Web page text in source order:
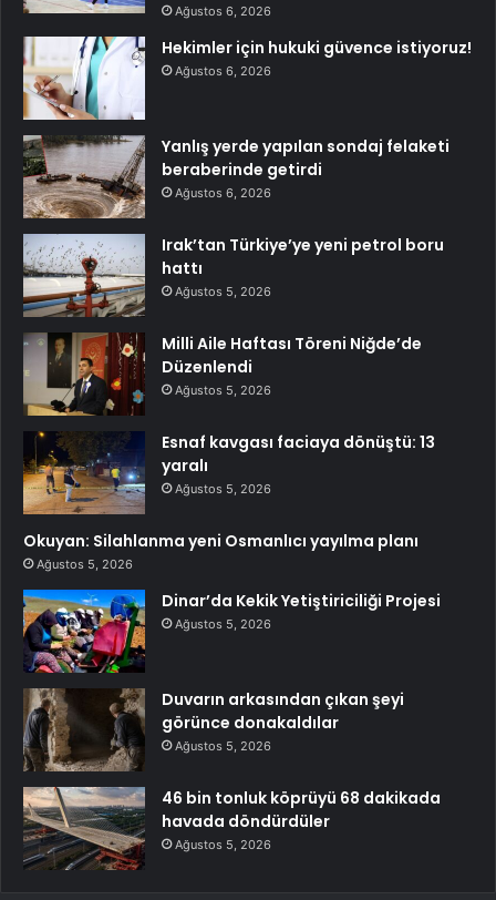
Ağustos 6, 2026
Hekimler için hukuki güvence istiyoruz!
Ağustos 6, 2026
Yanlış yerde yapılan sondaj felaketi
beraberinde getirdi
Ağustos 6, 2026
Irak’tan Türkiye’ye yeni petrol boru
hattı
Ağustos 5, 2026
Milli Aile Haftası Töreni Niğde’de
Düzenlendi
Ağustos 5, 2026
Esnaf kavgası faciaya dönüştü: 13
yaralı
Ağustos 5, 2026
Okuyan: Silahlanma yeni Osmanlıcı yayılma planı
Ağustos 5, 2026
Dinar’da Kekik Yetiştiriciliği Projesi
Ağustos 5, 2026
Duvarın arkasından çıkan şeyi
görünce donakaldılar
Ağustos 5, 2026
46 bin tonluk köprüyü 68 dakikada
havada döndürdüler
Ağustos 5, 2026